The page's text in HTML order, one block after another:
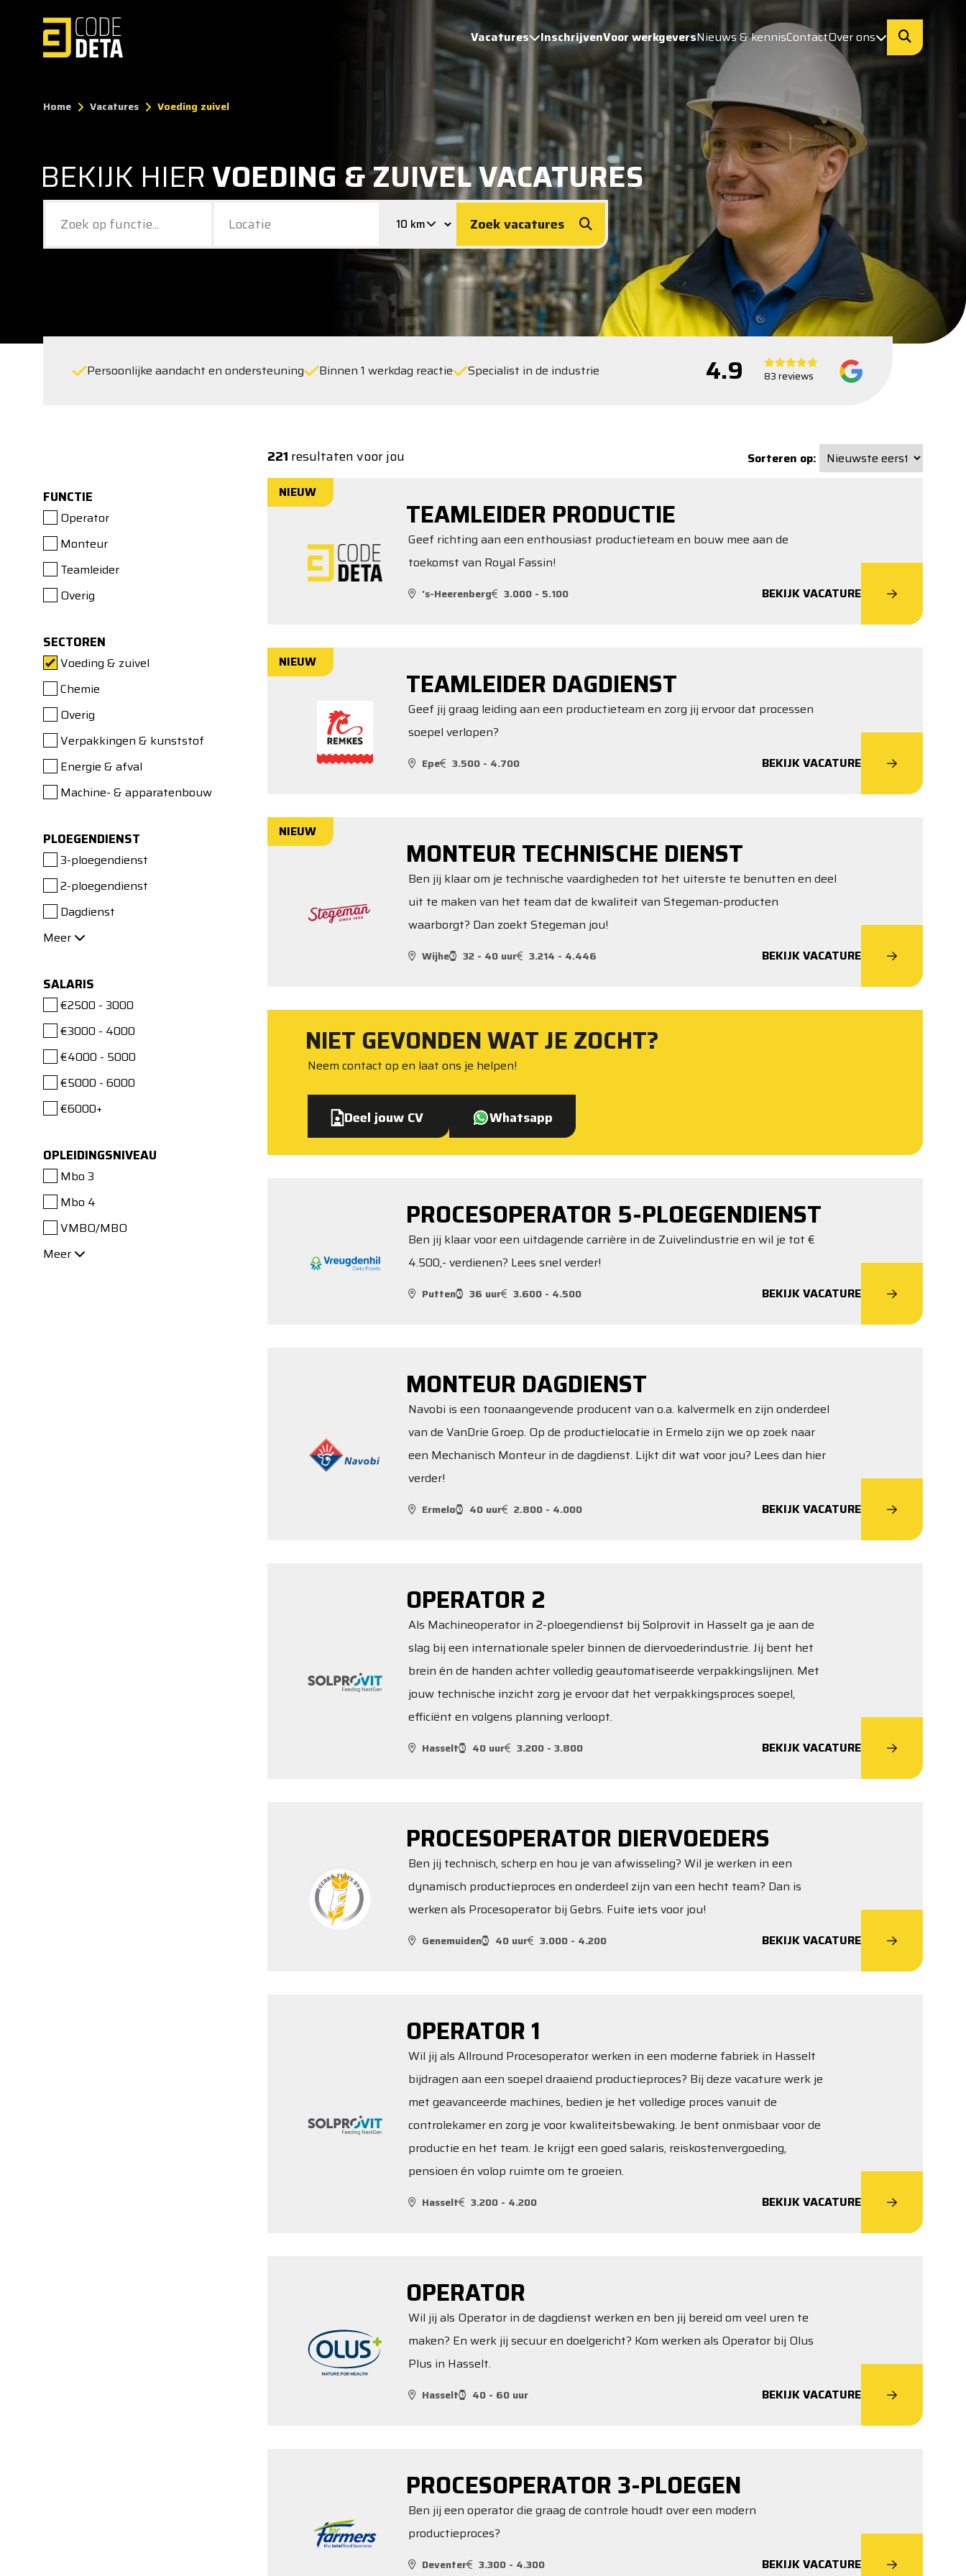
Vacatures InschrijvenVoor werkgeversNieuws & kennisContactOver ons
Home Vacatures Voeding zuivel
BEKIJK HIERVOEDING & ZUIVEL VACATURES
Zoek vacatures
Persoonlijke aandacht en ondersteuning Binnen 1 werkdag reactie Specialist in de industrie 4.9 83 reviews
FUNCTIE
Operator
Monteur
Teamleider
Overig
SECTOREN
Voeding & zuivel
Chemie
Overig
Verpakkingen & kunststof
Energie & afval
Machine- & apparatenbouw
PLOEGENDIENST
3-ploegendienst
2-ploegendienst
Dagdienst
Meer
SALARIS
€2500 - 3000
€3000 - 4000
€4000 - 5000
€5000 - 6000
€6000+
OPLEIDINGSNIVEAU
Mbo 3
Mbo 4
VMBO/MBO
Meer
221 resultaten voor jou
Sorteren op:
NIEUW
TEAMLEIDER PRODUCTIE
Geef richting aan een enthousiast productieteam en bouw mee aan de
toekomst van Royal Fassin!
's-Heerenberg 3.000 - 5.100 BEKIJK VACATURE
NIEUW
TEAMLEIDER DAGDIENST
Geef jij graag leiding aan een productieteam en zorg jij ervoor dat processen
soepel verlopen?
Epe 3.500 - 4.700 BEKIJK VACATURE
NIEUW
MONTEUR TECHNISCHE DIENST
Ben jij klaar om je technische vaardigheden tot het uiterste te benutten en deel
uit te maken van het team dat de kwaliteit van Stegeman-producten
waarborgt? Dan zoekt Stegeman jou!
Wijhe 32 - 40 uur 3.214 - 4.446 BEKIJK VACATURE
NIET GEVONDEN WAT JE ZOCHT?
Neem contact op en laat ons je helpen!
Deel jouw CV Whatsapp
PROCESOPERATOR 5-PLOEGENDIENST
Ben jij klaar voor een uitdagende carrière in de Zuivelindustrie en wil je tot €
4.500,- verdienen? Lees snel verder!
Putten 36 uur 3.600 - 4.500 BEKIJK VACATURE
MONTEUR DAGDIENST
Navobi is een toonaangevende producent van o.a. kalvermelk en zijn onderdeel
van de VanDrie Groep. Op de productielocatie in Ermelo zijn we op zoek naar
een Mechanisch Monteur in de dagdienst. Lijkt dit wat voor jou? Lees dan hier
verder!
Ermelo 40 uur 2.800 - 4.000 BEKIJK VACATURE
OPERATOR 2
Als Machineoperator in 2-ploegendienst bij Solprovit in Hasselt ga je aan de
slag bij een internationale speler binnen de diervoederindustrie. Jij bent het
brein én de handen achter volledig geautomatiseerde verpakkingslijnen. Met
jouw technische inzicht zorg je ervoor dat het verpakkingsproces soepel,
efficiënt en volgens planning verloopt.
Hasselt 40 uur 3.200 - 3.800 BEKIJK VACATURE
PROCESOPERATOR DIERVOEDERS
Ben jij technisch, scherp en hou je van afwisseling? Wil je werken in een
dynamisch productieproces en onderdeel zijn van een hecht team? Dan is
werken als Procesoperator bij Gebrs. Fuite iets voor jou!
Genemuiden 40 uur 3.000 - 4.200 BEKIJK VACATURE
OPERATOR 1
Wil jij als Allround Procesoperator werken in een moderne fabriek in Hasselt
bijdragen aan een soepel draaiend productieproces? Bij deze vacature werk je
met geavanceerde machines, bedien je het volledige proces vanuit de
controlekamer en zorg je voor kwaliteitsbewaking. Je bent onmisbaar voor de
productie en het team. Je krijgt een goed salaris, reiskostenvergoeding,
pensioen én volop ruimte om te groeien.
Hasselt 3.200 - 4.200 BEKIJK VACATURE
OPERATOR
Wil jij als Operator in de dagdienst werken en ben jij bereid om veel uren te
maken? En werk jij secuur en doelgericht? Kom werken als Operator bij Olus
Plus in Hasselt.
Hasselt 40 - 60 uur BEKIJK VACATURE
PROCESOPERATOR 3-PLOEGEN
Ben jij een operator die graag de controle houdt over een modern
productieproces?
Deventer 3.300 - 4.300 BEKIJK VACATURE